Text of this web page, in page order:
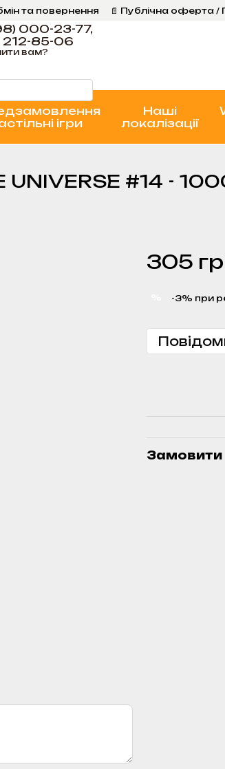
та повернення 📄 Публічна оферта /
Лояльності
000-23-77,
212-85-06
вам?
ігри
Наші
локалізації
UNIVERSE #14 -
305
-3% при
Замовити